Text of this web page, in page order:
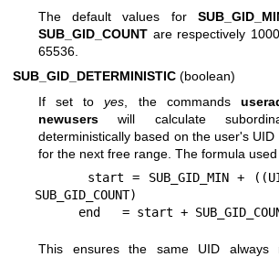
The default values for
SUB_GID_COUNT are respectively
65536.
SUB_GID_DETERMINISTIC (boolean)
If set toyes , the commands
newusers will calculate
deterministically based on the user's
for the next free range. The formula used
SUB_GID_COUNT)
This ensures the same UID always